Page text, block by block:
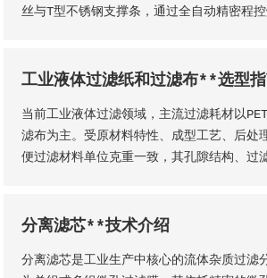
丝与T型不锈钢支撑条，通过全自动精密程
异型滤芯等多种结构，且支持滤缝规格、丝
润、过滤精度稳定、机械强度高、经久耐用
工业液体过滤纸和过滤布**选型
当前工业液体过滤领域，主流过滤耗材以
滤布为主。受原材料特性、成型工艺、后处
便过滤材料单位克重一致，其孔隙结构、过
况，依托**技术维度精准选型，具体选型标
分离滤芯**技术介绍
分离滤芯是工业生产中核心的流体杂质过滤